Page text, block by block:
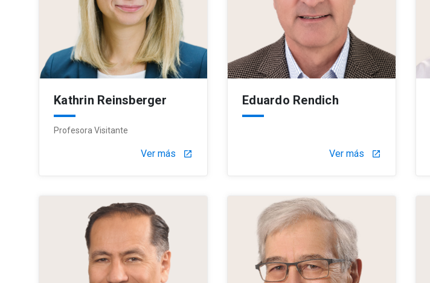
Kathrin Reinsberger
Profesora Visitante
Ver más launch
Eduardo Rendich
Ver más launch